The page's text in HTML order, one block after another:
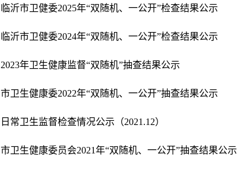
临沂市卫健委2025年“双随机、一公开”检查结果公示
临沂市卫健委2024年“双随机、一公开”检查结果公示
2023年卫生健康监督“双随机”抽查结果公示
市卫生健康委2022年“双随机、一公开”抽查结果公示
日常卫生监督检查情况公示（2021.12）
市卫生健康委员会2021年“双随机、一公开”抽查结果公示